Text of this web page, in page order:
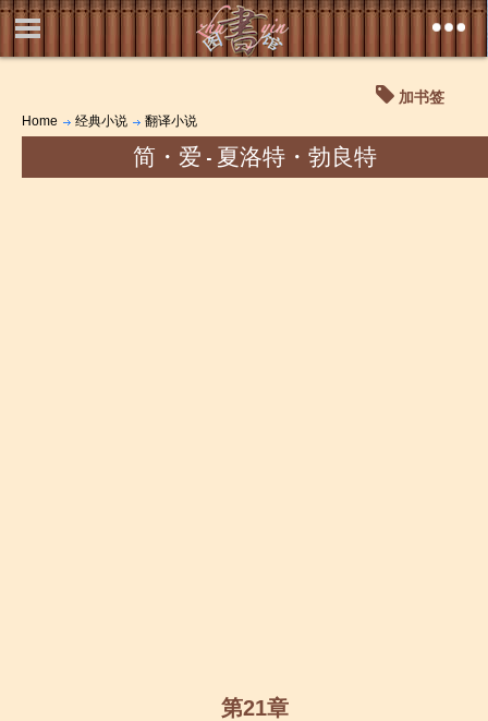
加书签
Home 经典小说 翻译小说
简・爱 - 夏洛特・勃良特
第21章